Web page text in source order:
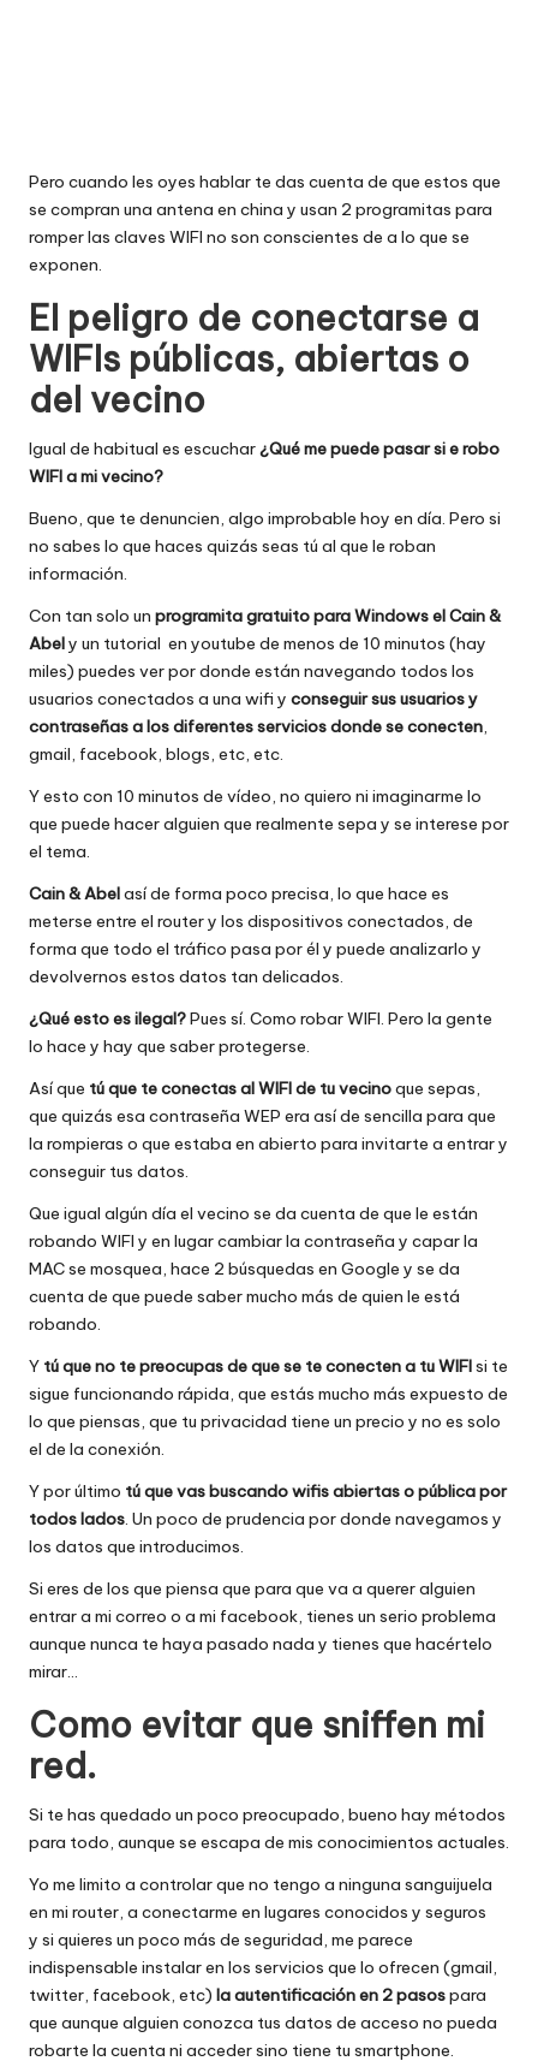
Pero cuando les oyes hablar te das cuenta de que estos que
se compran una antena en china y usan 2 programitas para
romper las claves WIFI no son conscientes de a lo que se
exponen.
El peligro de conectarse a
WIFIs públicas, abiertas o
del vecino
Igual de habitual es escuchar¿Qué me puede pasar si e robo
WIFI a mi vecino?
Bueno, que te denuncien, algo improbable hoy en día. Pero si
no sabes lo que haces quizás seas tú al que le roban
información.
Con tan solo un programita gratuito para Windows elCain &
Abely un tutorial en youtube de menos de 10 minutos (hay
miles) puedes ver por donde están navegando todos los
usuarios conectados a una wifi y conseguir sus usuarios y
contraseñas a los diferentes servicios donde se conecten,
gmail, facebook, blogs, etc, etc.
Y esto con 10 minutos de vídeo, no quiero ni imaginarme lo
que puede hacer alguien que realmente sepa y se interese por
el tema.
Cain & Abelasí de forma poco precisa, lo que hace es
meterse entre el router y los dispositivos conectados, de
forma que todo el tráfico pasa por él y puede analizarlo y
devolvernos estos datos tan delicados.
¿Qué esto es ilegal?Pues sí. Como robar WIFI. Pero la gente
lo hace y hay que saber protegerse.
Así que tú que te conectas al WIFI de tu vecinoque sepas,
que quizás esa contraseña WEP era así de sencilla para que
la rompieras o que estaba en abierto para invitarte a entrar y
conseguir tus datos.
Que igual algún día el vecino se da cuenta de que le están
robando WIFI y en lugar cambiar la contraseña y capar la
MAC se mosquea, hace 2 búsquedas en Google y se da
cuenta de que puede saber mucho más de quien le está
robando.
Y tú que no te preocupas de que se te conecten a tu WIFIsi te
sigue funcionando rápida, que estás mucho más expuesto de
lo que piensas, que tu privacidad tiene un precio y no es solo
el de la conexión.
Y por último tú que vas buscando wifis abiertas o pública por
todos lados. Un poco de prudencia por donde navegamos y
los datos que introducimos.
Si eres de los que piensa que para que va a querer alguien
entrar a mi correo o a mi facebook, tienes un serio problema
aunque nunca te haya pasado nada y tienes que hacértelo
mirar…
Como evitar que sniffen mi
red.
Si te has quedado un poco preocupado, bueno hay métodos
para todo, aunque se escapa de mis conocimientos actuales.
Yo me limito a controlar que no tengo a ninguna sanguijuela
en mi router, a conectarme en lugares conocidos y seguros
y si quieres un poco más de seguridad, me parece
indispensable instalar en los servicios que lo ofrecen (gmail,
twitter, facebook, etc) la autentificación en 2 pasospara
que aunque alguien conozca tus datos de acceso no pueda
robarte la cuenta ni acceder sino tiene tu smartphone.